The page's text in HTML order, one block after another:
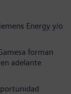
Energy y/o
forman
adelante